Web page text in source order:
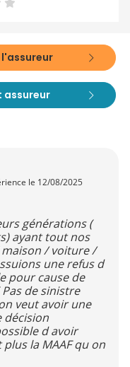
l'assureur
assureur
le 12/08/2025
générations (
ayant tout nos
/ voiture /
une refus d
pour cause de
de sinistre
veut avoir une
décision
d avoir
la MAAF qu on